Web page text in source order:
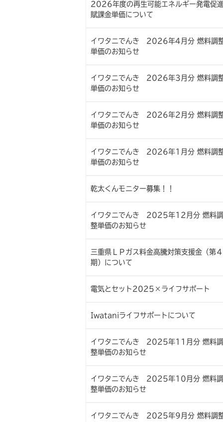
2026年度の再生可能エネルギー発電促
賦課金単価について
イワタニでんき 2026年4月分 燃料調
単価のお知らせ
イワタニでんき 2026年3月分 燃料調
単価のお知らせ
イワタニでんき 2026年2月分 燃料調
単価のお知らせ
イワタニでんき 2026年1月分 燃料調
単価のお知らせ
乾太くんモニター募集！！
イワタニでんき 2025年12月分 燃料調
整単価のお知らせ
三重県ＬＰガス料金高騰対策支援金（第４
期）について
電気とセット2025×ライフサポート
Iwataniライフサポートについて
イワタニでんき 2025年11月分 燃料調
整単価のお知らせ
イワタニでんき 2025年10月分 燃料調
整単価のお知らせ
イワタニでんき 2025年9月分 燃料調